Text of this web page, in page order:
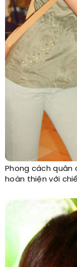
Phong cách quân
hoàn thiện với